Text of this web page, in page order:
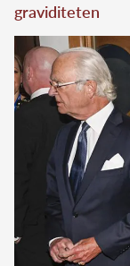
graviditeten